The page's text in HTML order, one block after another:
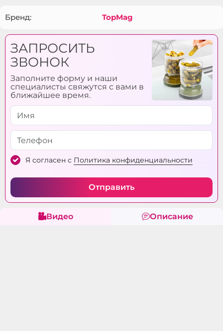
Бренд: TopMag
ЗАПРОСИТЬ
ЗВОНОК
Заполните форму и наши
специалисты свяжутся с вами в
ближайшее время.
Я согласен с Политика конфиденциальности
Отправить
Видео Описание